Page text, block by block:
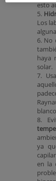
esto
5.
Los
6. No
haya
solar.
7.
8.
ya
en la